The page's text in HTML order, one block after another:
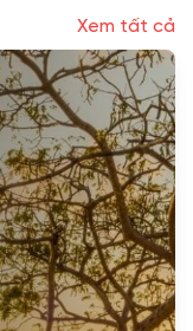
Xem tất cả